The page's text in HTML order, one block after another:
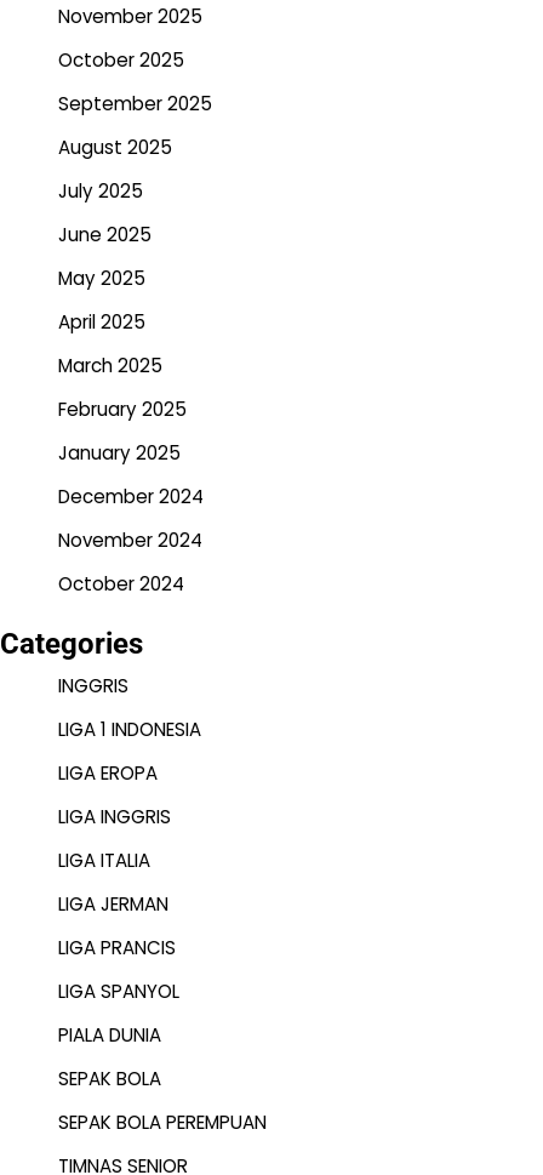
November 2025
October 2025
September 2025
August 2025
July 2025
June 2025
May 2025
April 2025
March 2025
February 2025
January 2025
December 2024
November 2024
October 2024
Categories
INGGRIS
LIGA 1 INDONESIA
LIGA EROPA
LIGA INGGRIS
LIGA ITALIA
LIGA JERMAN
LIGA PRANCIS
LIGA SPANYOL
PIALA DUNIA
SEPAK BOLA
SEPAK BOLA PEREMPUAN
TIMNAS SENIOR